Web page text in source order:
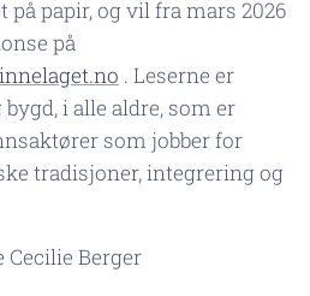
på papir, og vil fra mars 2026
på
. Leserne er
i alle aldre, som er
som jobber for
tradisjoner, integrering og
Cecilie Berger